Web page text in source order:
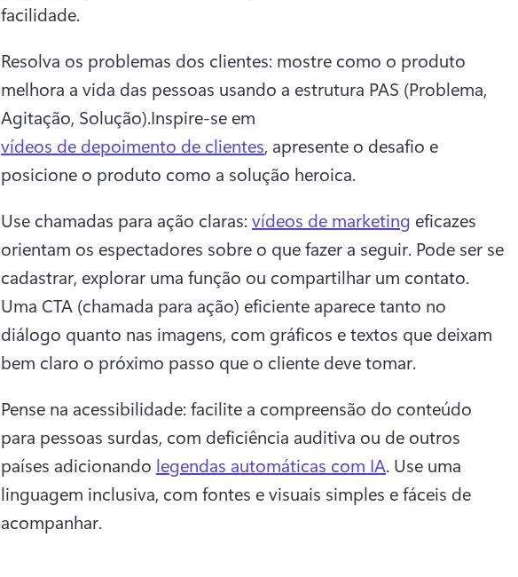
facilidade.
Resolva os problemas dos clientes: mostre como o produto
melhora a vida das pessoas usando a estrutura PAS (Problema,
Agitação, Solução).Inspire-se em
vídeos de depoimento de clientes, apresente o desafio e
posicione o produto como a solução heroica.
Use chamadas para ação claras: vídeos de marketing eficazes
orientam os espectadores sobre o que fazer a seguir. Pode ser se
Uma CTA (chamada para ação) eficiente aparece tanto no
diálogo quanto nas imagens, com gráficos e textos que deixam
bem claro o próximo passo que o cliente deve tomar.
Pense na acessibilidade: facilite a compreensão do conteúdo
para pessoas surdas, com deficiência auditiva ou de outros
países adicionando legendas automáticas com IA. Use uma
linguagem inclusiva, com fontes e visuais simples e fáceis de
acompanhar.